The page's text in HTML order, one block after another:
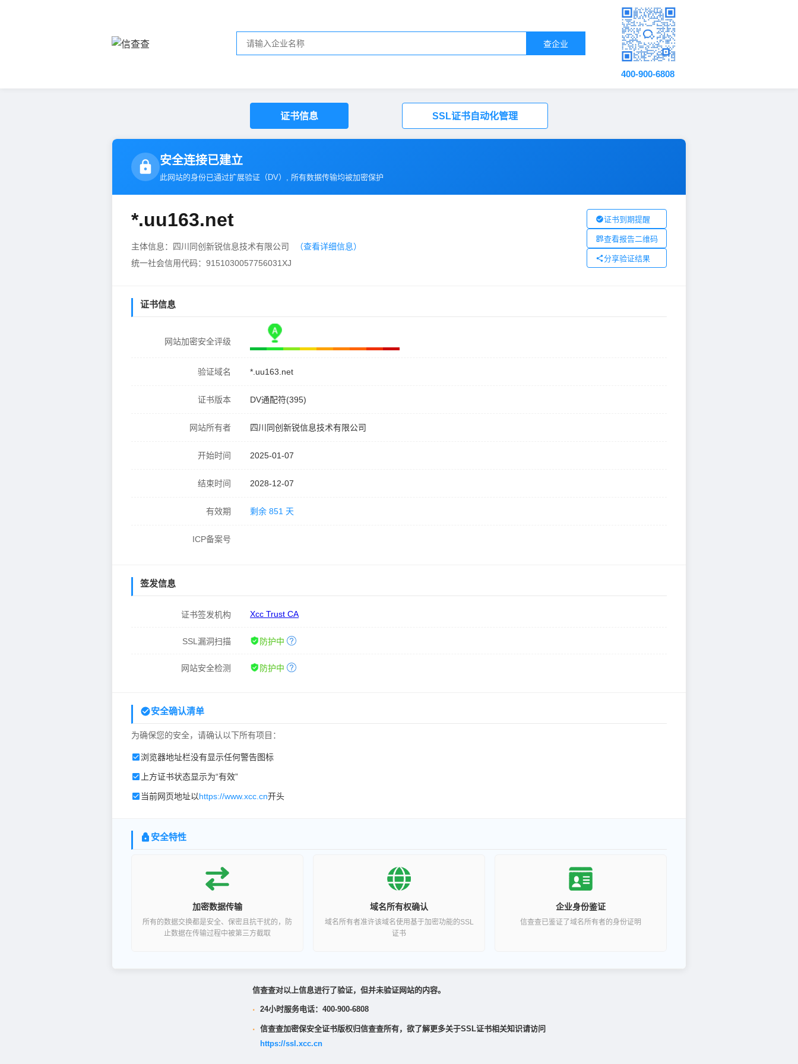
查企业
400-900-6808
证书信息 SSL证书自动化管理
安全连接已建立
此网站的身份已通过扩展验证（ DV）, 所有数据传输均被加密保护
*.uu163.net
主体信息：四川同创新锐信息技术有限公司
（查看详细信息）
统一社会信用代码：9151030057756031XJ
证书到期提醒
查看报告二维码
分享验证结果
证书信息
网站加密安全评级
验证域名 *.uu163.net
证书版本 DV通配符(395)
网站所有者 四川同创新锐信息技术有限公司
开始时间 2025-01-07
结束时间 2028-12-07
有效期 剩余 851 天
ICP备案号
签发信息
证书签发机构 Xcc Trust CA
SSL漏洞扫描 防护中
网站安全检测 防护中
安全确认清单
为确保您的安全，请确认以下所有项目：
浏览器地址栏没有显示任何警告图标
上方证书状态显示为“有效”
当前网页地址以https://www.xcc.cn开头
安全特性
加密数据传输
所有的数据交换都是安全、保密且抗干扰的，防
止数据在传输过程中被第三方截取
域名所有权确认
域名所有者准许该域名使用基于加密功能的SSL
证书
企业身份鉴证
信查查已鉴证了域名所有者的身份证明
信查查对以上信息进行了验证，但并未验证网站的内容。
· 24小时服务电话：400-900-6808
· 信查查加密保安全证书版权归信查查所有，欲了解更多关于SSL证书相关知识请访问
https://ssl.xcc.cn